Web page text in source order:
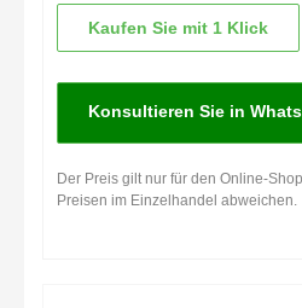
Kaufen Sie mit 1 Klick
Konsultieren Sie in
Der Preis gilt nur für den Online-
Preisen im Einzelhandel abweichen.